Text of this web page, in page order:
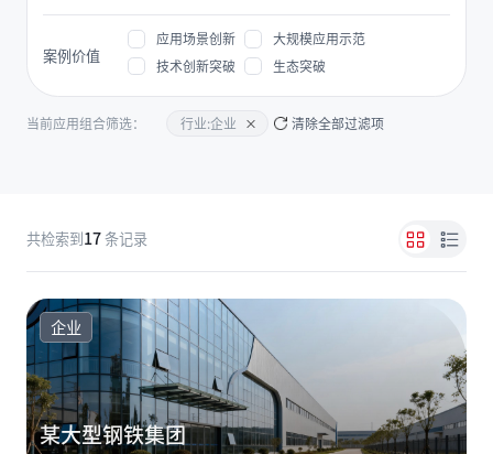
案例价值
应用场景创新 大规模应用示范
技术创新突破 生态突破
当前应用组合筛选： 行业:企业 清除全部过滤项
共检索到 17条记录
企业
某大型钢铁集团